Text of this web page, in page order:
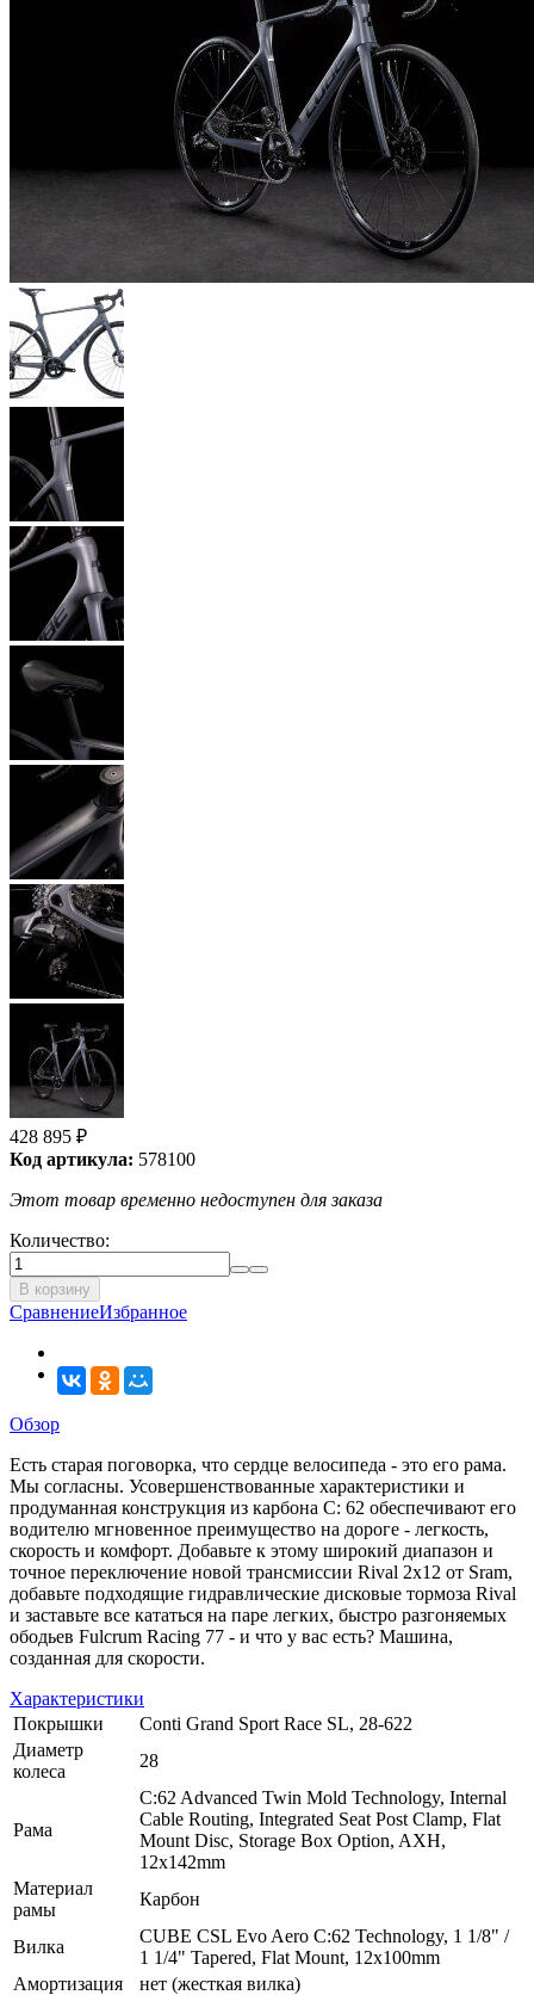
428 895 ₽
Код артикула: 578100
Этот товар временно недоступен для заказа
Количество:
В корзину
СравнениеИзбранное
Обзор
Есть старая поговорка, что сердце велосипеда - это его рама.
Мы согласны. Усовершенствованные характеристики и
продуманная конструкция из карбона C: 62 обеспечивают его
водителю мгновенное преимущество на дороге - легкость,
скорость и комфорт. Добавьте к этому широкий диапазон и
точное переключение новой трансмиссии Rival 2x12 от Sram,
добавьте подходящие гидравлические дисковые тормоза Rival
и заставьте все кататься на паре легких, быстро разгоняемых
ободьев Fulcrum Racing 77 - и что у вас есть? Машина,
созданная для скорости.
Характеристики
Покрышки
Conti Grand Sport Race SL, 28-622
Диаметр
колеса
28
Рама
C:62 Advanced Twin Mold Technology, Internal
Cable Routing, Integrated Seat Post Clamp, Flat
Mount Disc, Storage Box Option, AXH,
12x142mm
Материал
рамы
Карбон
Вилка
CUBE CSL Evo Aero C:62 Technology, 1 1/8" /
1 1/4" Tapered, Flat Mount, 12x100mm
Амортизация
нет (жесткая вилка)